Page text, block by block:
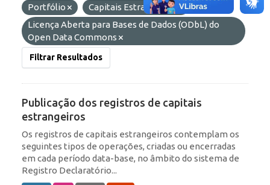
Portfólio
Capitais Estrangeiros
Licenças:
Licença Aberta para Bases de Dados (ODbL) do
Open Data Commons
Filtrar Resultados
Publicação dos registros de capitais
estrangeiros
Os registros de capitais estrangeiros contemplam os
seguintes tipos de operações, criadas ou encerradas
em cada período data-base, no âmbito do sistema de
Registro Declaratório...